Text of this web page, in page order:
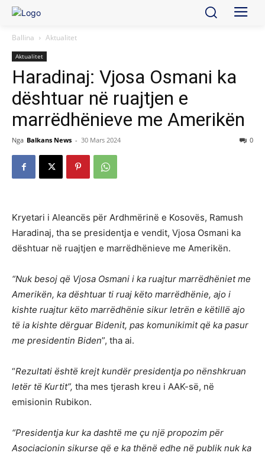
Ballina Aktualitet
Aktualitet
Haradinaj: Vjosa Osmani ka
dështuar në ruajtjen e
marrëdhënieve me Amerikën
Nga Balkans News - 30 Mars 2024 0
Kryetari i Aleancës për Ardhmërinë e Kosovës, Ramush
Haradinaj, tha se presidentja e vendit, Vjosa Osmani ka
dështuar në ruajtjen e marrëdhënieve me Amerikën.
“Nuk besoj që Vjosa Osmani i ka ruajtur marrëdhëniet me
Amerikën, ka dështuar ti ruaj këto marrëdhënie, ajo i
kishte ruajtur këto marrëdhënie sikur letrën e këtillë ajo
të ia kishte dërguar Bidenit, pas komunikimit që ka pasur
me presidentin Biden”, tha ai.
“Rezultati është krejt kundër presidentja po nënshkruan
letër të Kurtit”, tha mes tjerash kreu i AAK-së, në
emisionin Rubikon.
“Presidentja kur ka dashtë me çu një propozim për
Asociacionin sikurse që e ka thënë edhe në publik nuk ka